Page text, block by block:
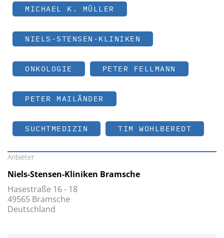
MICHAEL K. MÜLLER
NIELS-STENSEN-KLINIKEN
ONKOLOGIE PETER FELLMANN
PETER MAILÄNDER
SUCHTMEDIZIN TIM WOHLBEREDT
Anbieter
Niels-Stensen-Kliniken Bramsche
Hasestraße 16 - 18
49565 Bramsche
Deutschland